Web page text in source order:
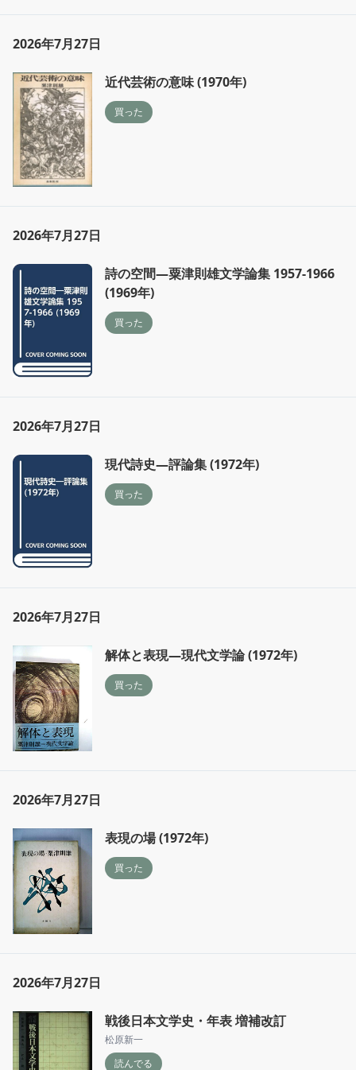
2026年7月27日
近代芸術の意味 (1970年)
買った
2026年7月27日
詩の空間―粟津則雄文学論集 1957-1966
(1969年)
買った
2026年7月27日
現代詩史―評論集 (1972年)
買った
2026年7月27日
解体と表現―現代文学論 (1972年)
買った
2026年7月27日
表現の場 (1972年)
買った
2026年7月27日
戦後日本文学史・年表 増補改訂
松原新一
読んでる